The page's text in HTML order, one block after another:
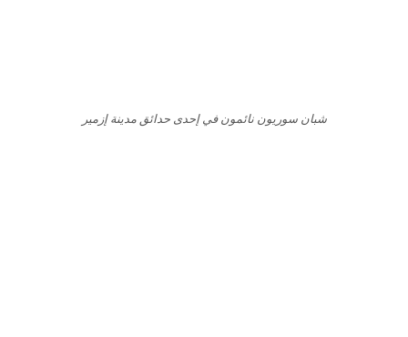
شبان سوريون نائمون في إحدى حدائق مدينة إزمير